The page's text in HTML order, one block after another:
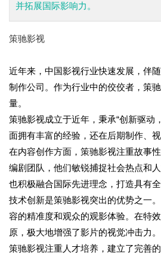
并拓展国际影响力。
策驰影视
近年来，中国影视行业快速发展，伴
制作公司。作为行业中的佼佼者，策
量。
策驰影视成立于近年，秉承“创新驱动
面拥有丰富的经验，还在后期制作、
在内容创作方面，策驰影视注重故事
编剧团队，他们敏锐捕捉社会热点和
也积极融合国际先进理念，打造具有
技术创新是策驰影视突出的优势之一
容的精准度和观众的观影体验。在特
原，极大地增强了影片的视觉冲击力。
策驰影视注重人才培养，建立了完善